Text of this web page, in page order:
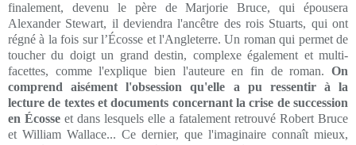
finalement, devenu le père de Marjorie Bruce, qui épousera
Alexander Stewart, il deviendra l'ancêtre des rois Stuarts, qui ont
régné à la fois sur l’Écosse et l'Angleterre. Un roman qui permet de
toucher du doigt un grand destin, complexe également et multi-
facettes, comme l'explique bien l'auteure en fin de roman. On
comprend aisément l'obsession qu'elle a pu ressentir à la
lecture de textes et documents concernant la crise de succession
en Écosse et dans lesquels elle a fatalement retrouvé Robert Bruce
et William Wallace... Ce dernier, que l'imaginaire connaît mieux,